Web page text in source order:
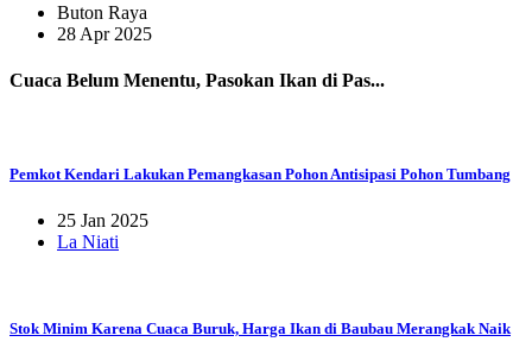
Buton Raya
28 Apr 2025
Cuaca Belum Menentu, Pasokan Ikan di Pas...
Pemkot Kendari Lakukan Pemangkasan Pohon Antisipasi Pohon Tumbang
25 Jan 2025
La Niati
Stok Minim Karena Cuaca Buruk, Harga Ikan di Baubau Merangkak Naik